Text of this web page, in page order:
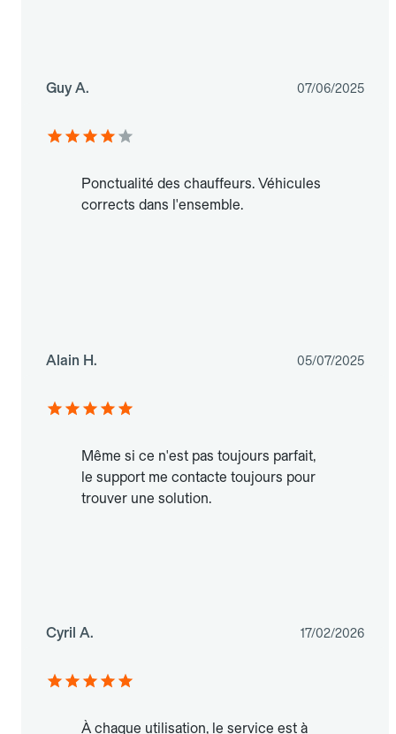
Guy A. 07/06/2025
Ponctualité des chauffeurs. Véhicules
corrects dans l'ensemble.
Alain H. 05/07/2025
Même si ce n'est pas toujours parfait,
le support me contacte toujours pour
trouver une solution.
Cyril A. 17/02/2026
À chaque utilisation, le service est à